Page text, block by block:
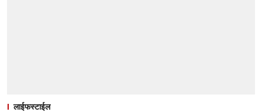
लाईफस्टाईल